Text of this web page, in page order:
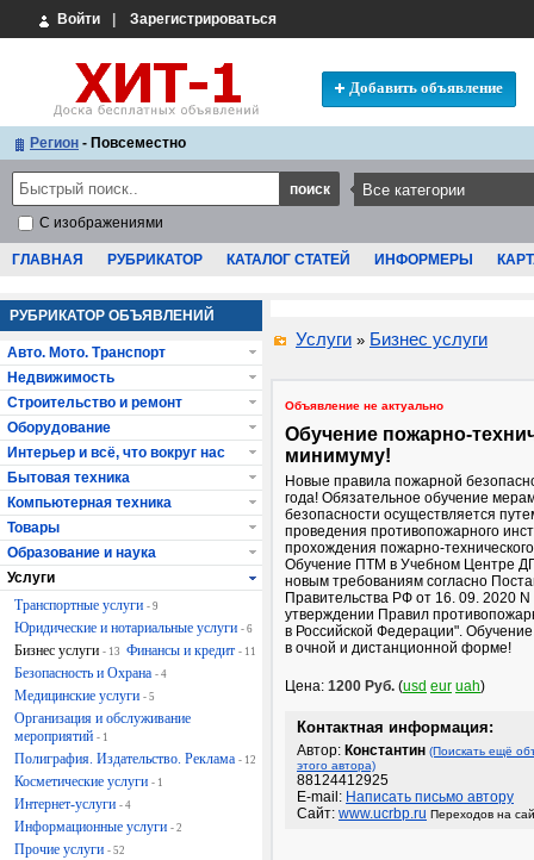
Войти Зарегистрироваться
Добавить объявление
Регион - Повсеместно
С изображениями
ГЛАВНАЯ РУБРИКАТОР КАТАЛОГ СТАТЕЙ ИНФОРМЕРЫ
Услуги » Бизнес услуги
Объявление не актуально
Обучение пожарно-
минимуму!
Новые правила пожарной
года! Обязательное обучение
безопасности осуществляется
проведения противопожарного
прохождения пожарно-
Обучение ПТМ в Учебном Центре
новым требованиям согласно
Правительства РФ от 16. 09. 2020
утверждении Правил
в Российской Федерации".
в очной и дистанционной форме!
Цена: 1200 Руб. (usd eur uah)
Контактная информация:
Автор: Константин (Поискать ещё
этого автора)
88124412925
E-mail: Написать письмо автору
Сайт: www.ucrbp.ru Переходов на
РУБРИКАТОР ОБЪЯВЛЕНИЙ
Авто. Мото. Транспорт
Недвижимость
Строительство и ремонт
Оборудование
Интерьер и всё, что вокруг нас
Бытовая техника
Компьютерная техника
Товары
Образование и наука
Услуги
Транспортные услуги - 9
Юридические и нотариальные услуги - 6
Бизнес услуги - 13 Финансы и кредит - 11
Безопасность и Охрана - 4
Медицинские услуги - 5
Организация и обслуживание
мероприятий - 1
Полиграфия. Издательство. Реклама - 12
Косметические услуги - 1
Интернет-услуги - 4
Информационные услуги - 2
Прочие услуги - 52